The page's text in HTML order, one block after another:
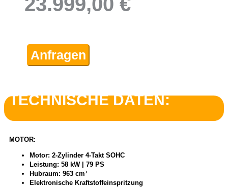
Anfragen
TECHNISCHE DATEN:
MOTOR:
Motor: 2-Zylinder 4-Takt SOHC
Leistung: 58 kW | 79 PS
Hubraum: 963 cm³
Elektronische Kraftstoffeinspritzung